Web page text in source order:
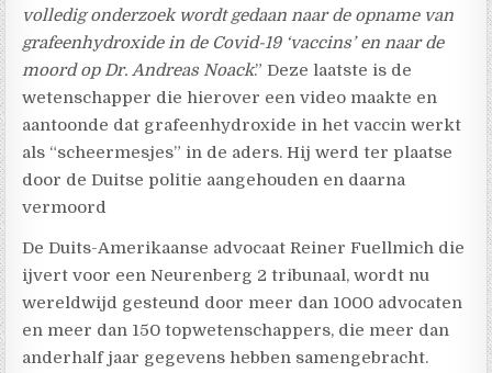
volledig onderzoek wordt gedaan naar de opname van
grafeenhydroxide in de Covid-19 ‘vaccins’ en naar de
moord op Dr. Andreas Noack.” Deze laatste is de
wetenschapper die hierover een video maakte en
aantoonde dat grafeenhydroxide in het vaccin werkt
als “scheermesjes” in de aders. Hij werd ter plaatse
door de Duitse politie aangehouden en daarna
vermoord
De Duits-Amerikaanse advocaat Reiner Fuellmich die
ijvert voor een Neurenberg 2 tribunaal, wordt nu
wereldwijd gesteund door meer dan 1000 advocaten
en meer dan 150 topwetenschappers, die meer dan
anderhalf jaar gegevens hebben samengebracht.